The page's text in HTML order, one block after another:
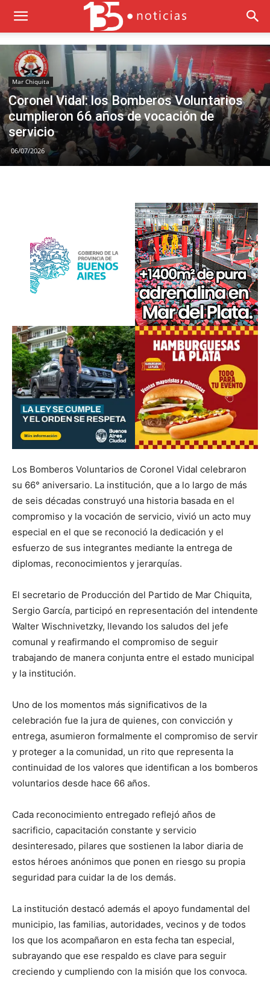
Mar Chiquita
Coronel Vidal: los Bomberos Voluntarios
cumplieron 66 años de vocación de
servicio
06/07/2026
Los Bomberos Voluntarios de Coronel Vidal celebraron
su 66° aniversario. La institución, que a lo largo de más
de seis décadas construyó una historia basada en el
compromiso y la vocación de servicio, vivió un acto muy
especial en el que se reconoció la dedicación y el
esfuerzo de sus integrantes mediante la entrega de
diplomas, reconocimientos y jerarquías.
El secretario de Producción del Partido de Mar Chiquita,
Sergio García, participó en representación del intendente
Walter Wischnivetzky, llevando los saludos del jefe
comunal y reafirmando el compromiso de seguir
trabajando de manera conjunta entre el estado municipal
y la institución.
Uno de los momentos más significativos de la
celebración fue la jura de quienes, con convicción y
entrega, asumieron formalmente el compromiso de servir
y proteger a la comunidad, un rito que representa la
continuidad de los valores que identifican a los bomberos
voluntarios desde hace 66 años.
Cada reconocimiento entregado reflejó años de
sacrificio, capacitación constante y servicio
desinteresado, pilares que sostienen la labor diaria de
estos héroes anónimos que ponen en riesgo su propia
seguridad para cuidar la de los demás.
La institución destacó además el apoyo fundamental del
municipio, las familias, autoridades, vecinos y de todos
los que los acompañaron en esta fecha tan especial,
subrayando que ese respaldo es clave para seguir
creciendo y cumpliendo con la misión que los convoca.